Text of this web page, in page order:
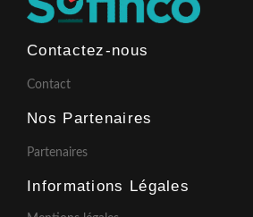
Contactez-nous
Contact
Nos Partenaires
Partenaires
Informations Légales